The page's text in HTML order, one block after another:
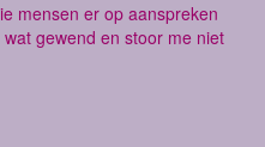
mensen er op aanspreken
gewend en stoor me niet